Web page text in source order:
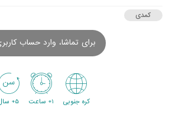
کمدی
برای تماشا، وارد حساب
کره جنوبی 1+ ساعت 5+ سال